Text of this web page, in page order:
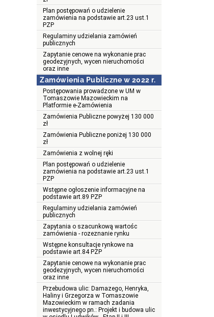
Plan postępowań o udzielenie
zamówienia na podstawie art.23 ust.1
PZP
Regulaminy udzielania zamówień
publicznych
Zapytanie cenowe na wykonanie prac
geodezyjnych, wycen nieruchomości
oraz inne
Zamówienia Publiczne w 2022 r.
Postępowania prowadzone w UM w
Tomaszowie Mazowieckim na
Platformie e-Zamówienia
Zamówienia Publiczne powyżej 130 000
zł
Zamówienia Publiczne poniżej 130 000
zł
Zamówienia z wolnej ręki
Plan postępowań o udzielenie
zamówienia na podstawie art.23 ust.1
PZP
Wstępne ogłoszenie informacyjne na
podstawie art.89 PZP
Regulaminy udzielania zamówień
publicznych
Zapytania o szacunkową wartośc
zamówienia - rozeznanie rynku
Wstępne konsultacje rynkowe na
podstawie art.84 PZP
Zapytanie cenowe na wykonanie prac
geodezyjnych, wycen nieruchomości
oraz inne
Przebudowa ulic: Damazego, Henryka,
Haliny i Grzegorza w Tomaszowie
Mazowieckim w ramach zadania
inwestycyjnego pn.: Projekt i budowa ulic